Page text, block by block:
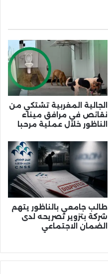
الجالية المغربية تشتكي من
نقائص في مرافق ميناء
الناظور خلال عملية مرحبا
طالب جامعي بالناظور يتهم
شركة بتزوير تصريحه لدى
الضمان الاجتماعي